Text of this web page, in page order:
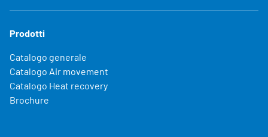
Prodotti
Catalogo generale
Catalogo Air movement
Catalogo Heat recovery
Brochure